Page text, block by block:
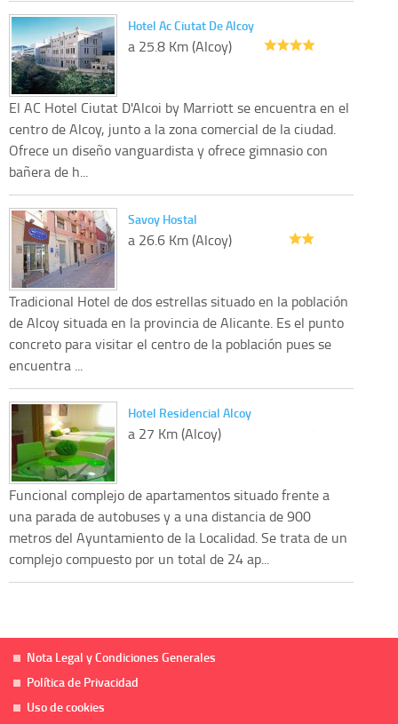
Hotel Ac Ciutat De Alcoy
a 25.8 Km (Alcoy)
El AC Hotel Ciutat D'Alcoi by Marriott se encuentra en el
centro de Alcoy, junto a la zona comercial de la ciudad.
Ofrece un diseño vanguardista y ofrece gimnasio con
bañera de h...
Savoy Hostal
a 26.6 Km (Alcoy)
Tradicional Hotel de dos estrellas situado en la población
de Alcoy situada en la provincia de Alicante. Es el punto
concreto para visitar el centro de la población pues se
encuentra ...
Hotel Residencial Alcoy
a 27 Km (Alcoy)
Funcional complejo de apartamentos situado frente a
una parada de autobuses y a una distancia de 900
metros del Ayuntamiento de la Localidad. Se trata de un
complejo compuesto por un total de 24 ap...
Nota Legal y Condiciones Generales
Política de Privacidad
Uso de cookies